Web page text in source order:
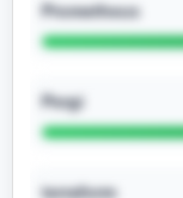
Prometheus
Pergi
terraform